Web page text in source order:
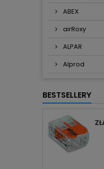
ABEX
airRoxy
ALPAR
Alprod
BESTSELLERY